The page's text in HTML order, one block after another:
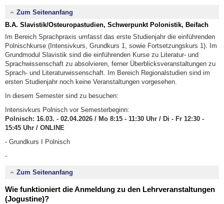
Zum Seitenanfang
B.A. Slavistik/Osteuropastudien, Schwerpunkt Polonistik, Beifach
Im Bereich Sprachpraxis umfasst das erste Studienjahr die einführenden
Polnischkurse (Intensivkurs, Grundkurs 1, sowie Fortsetzungskurs 1). Im
Grundmodul Slavistik sind die einführenden Kurse zu Literatur- und
Sprachwissenschaft zu absolvieren, ferner Überblicksveranstaltungen zu
Sprach- und Literaturwissenschaft. Im Bereich Regionalstudien sind im
ersten Studienjahr noch keine Veranstaltungen vorgesehen.
In diesem Semester sind zu besuchen:
Intensivkurs Polnisch vor Semesterbeginn:
Polnisch: 16.03. - 02.04.2026 / Mo 8:15 - 11:30 Uhr / Di - Fr 12:30 -
15:45 Uhr / ONLINE
- Grundkurs I Polnisch
-
Zum Seitenanfang
Wie funktioniert die Anmeldung zu den Lehrveranstaltungen
(Jogustine)?